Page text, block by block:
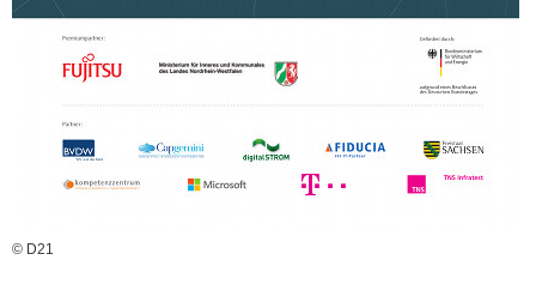
© D21